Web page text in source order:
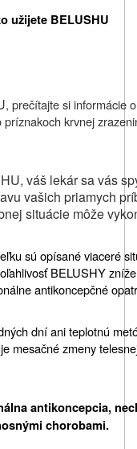
užijete BELUSHU
, prečítajte si informácie
krvnej
váš lekár sa vás
vašich priamych
situácie môže
sú opísané viaceré
BELUSHY
antikoncepčné
dní ani teplotnú
mesačné zmeny
antikoncepcia,
chorobami.